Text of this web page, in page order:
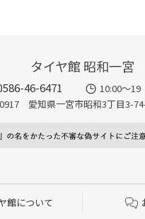
タイヤ館 昭和一宮
46-6471
10:00～19
愛知県一宮市昭和3丁目3-
館について